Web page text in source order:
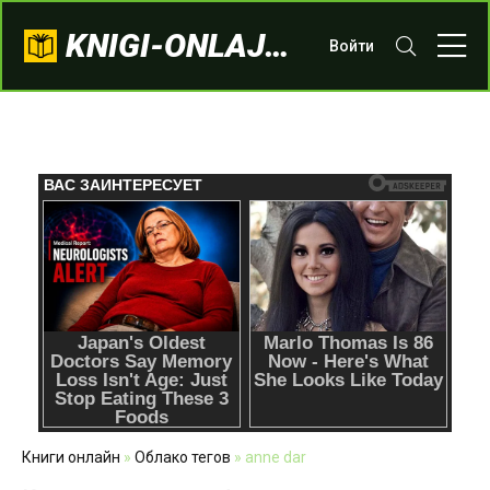
KNIGI-ONLAJN.COM Войти
Книги онлайн » Облако тегов » anne dar